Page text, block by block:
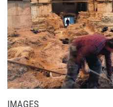
IMAGES